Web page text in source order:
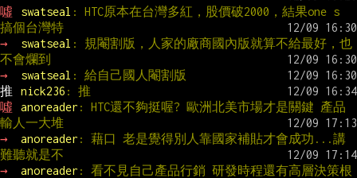
噓 swatseal : HTC原本在台灣多紅，股價破2000，結果one s
搞個台灣特
→
swatseal : 規閹割版，人家的廠商國內版就算不給最好，也
不會爛到
→
swatseal : 給自己國人閹割版
推
nick236 : 推
噓
anoreader : HTC還不夠挺喔? 歐洲北美市場才是關鍵 產品
輸人一大堆
→
anoreader : 藉口 老是覺得別人靠國家補貼才會成功...講
難聽就是不
→
anoreader : 看不見自己產品行銷 研發時程還有高層決策根